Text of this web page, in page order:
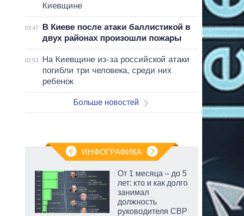
Киевщине
03:47
В Киеве после атаки баллистикой в
двух районах произошли пожары
02:53
На Киевщине из-за российской атаки
погибли три человека, среди них
ребенок
Больше новостей
ИНФОГРАФИКА
От 1 месяца – до 5
лет: кто и как долго
занимал
должность
руководителя СВР